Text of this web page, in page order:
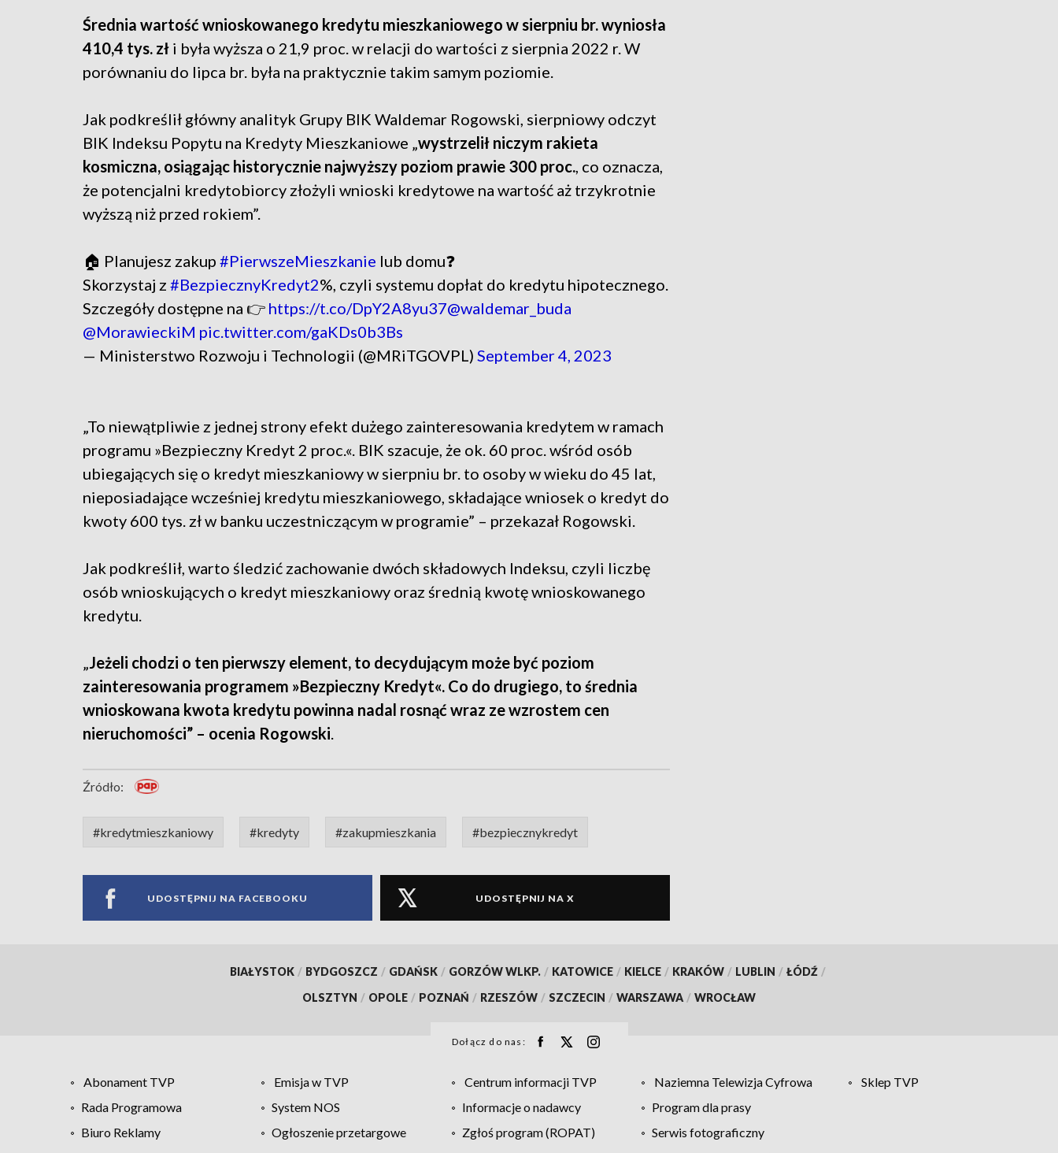
Średnia wartość wnioskowanego kredytu mieszkaniowego w sierpniu br. wyniosła
410,4 tys. zł i była wyższa o 21,9 proc. w relacji do wartości z sierpnia 2022 r. W
porównaniu do lipca br. była na praktycznie takim samym poziomie.
Jak podkreślił główny analityk Grupy BIK Waldemar Rogowski, sierpniowy odczyt
BIK Indeksu Popytu na Kredyty Mieszkaniowe „wystrzelił niczym rakieta
kosmiczna, osiągając historycznie najwyższy poziom prawie 300 proc., co oznacza,
że potencjalni kredytobiorcy złożyli wnioski kredytowe na wartość aż trzykrotnie
wyższą niż przed rokiem”.
🏠 Planujesz zakup #PierwszeMieszkanie lub domu❓
Skorzystaj z #BezpiecznyKredyt2%, czyli systemu dopłat do kredytu hipotecznego.
Szczegóły dostępne na 👉 https://t.co/DpY2A8yu37@waldemar_buda
@MorawieckiM pic.twitter.com/gaKDs0b3Bs
— Ministerstwo Rozwoju i Technologii (@MRiTGOVPL) September 4, 2023
„To niewątpliwie z jednej strony efekt dużego zainteresowania kredytem w ramach
programu »Bezpieczny Kredyt 2 proc.«. BIK szacuje, że ok. 60 proc. wśród osób
ubiegających się o kredyt mieszkaniowy w sierpniu br. to osoby w wieku do 45 lat,
nieposiadające wcześniej kredytu mieszkaniowego, składające wniosek o kredyt do
kwoty 600 tys. zł w banku uczestniczącym w programie” – przekazał Rogowski.
Jak podkreślił, warto śledzić zachowanie dwóch składowych Indeksu, czyli liczbę
osób wnioskujących o kredyt mieszkaniowy oraz średnią kwotę wnioskowanego
kredytu.
„Jeżeli chodzi o ten pierwszy element, to decydującym może być poziom
zainteresowania programem »Bezpieczny Kredyt«. Co do drugiego, to średnia
wnioskowana kwota kredytu powinna nadal rosnąć wraz ze wzrostem cen
nieruchomości” – ocenia Rogowski.
Źródło:
#kredytmieszkaniowy #kredyty #zakupmieszkania #bezpiecznykredyt
UDOSTĘPNIJ NA FACEBOOKU UDOSTĘPNIJ NA X
BIAŁYSTOK / BYDGOSZCZ / GDAŃSK / GORZÓW WLKP. / KATOWICE / KIELCE / KRAKÓW / LUBLIN / ŁÓDŹ /
OLSZTYN / OPOLE / POZNAŃ / RZESZÓW / SZCZECIN / WARSZAWA / WROCŁAW
Dołącz do nas:
Abonament TVP Emisja w TVP Centrum informacji TVP Naziemna Telewizja Cyfrowa
Sklep TVP
Rada Programowa
System NOS Informacje o nadawcy
Program dla prasy
Biuro Reklamy
Ogłoszenie przetargowe Zgłoś program (ROPAT)
Serwis fotograficzny